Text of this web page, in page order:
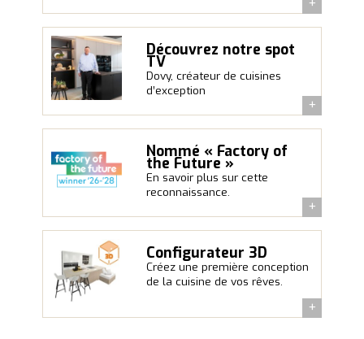
Découvrez notre spot
TV
Dovy, créateur de cuisines
d’exception
Nommé « Factory of
the Future »
En savoir plus sur cette
reconnaissance.
Configurateur 3D
Créez une première conception
de la cuisine de vos rêves.